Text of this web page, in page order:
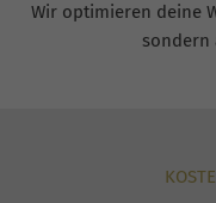
Wir optimieren deine
sondern